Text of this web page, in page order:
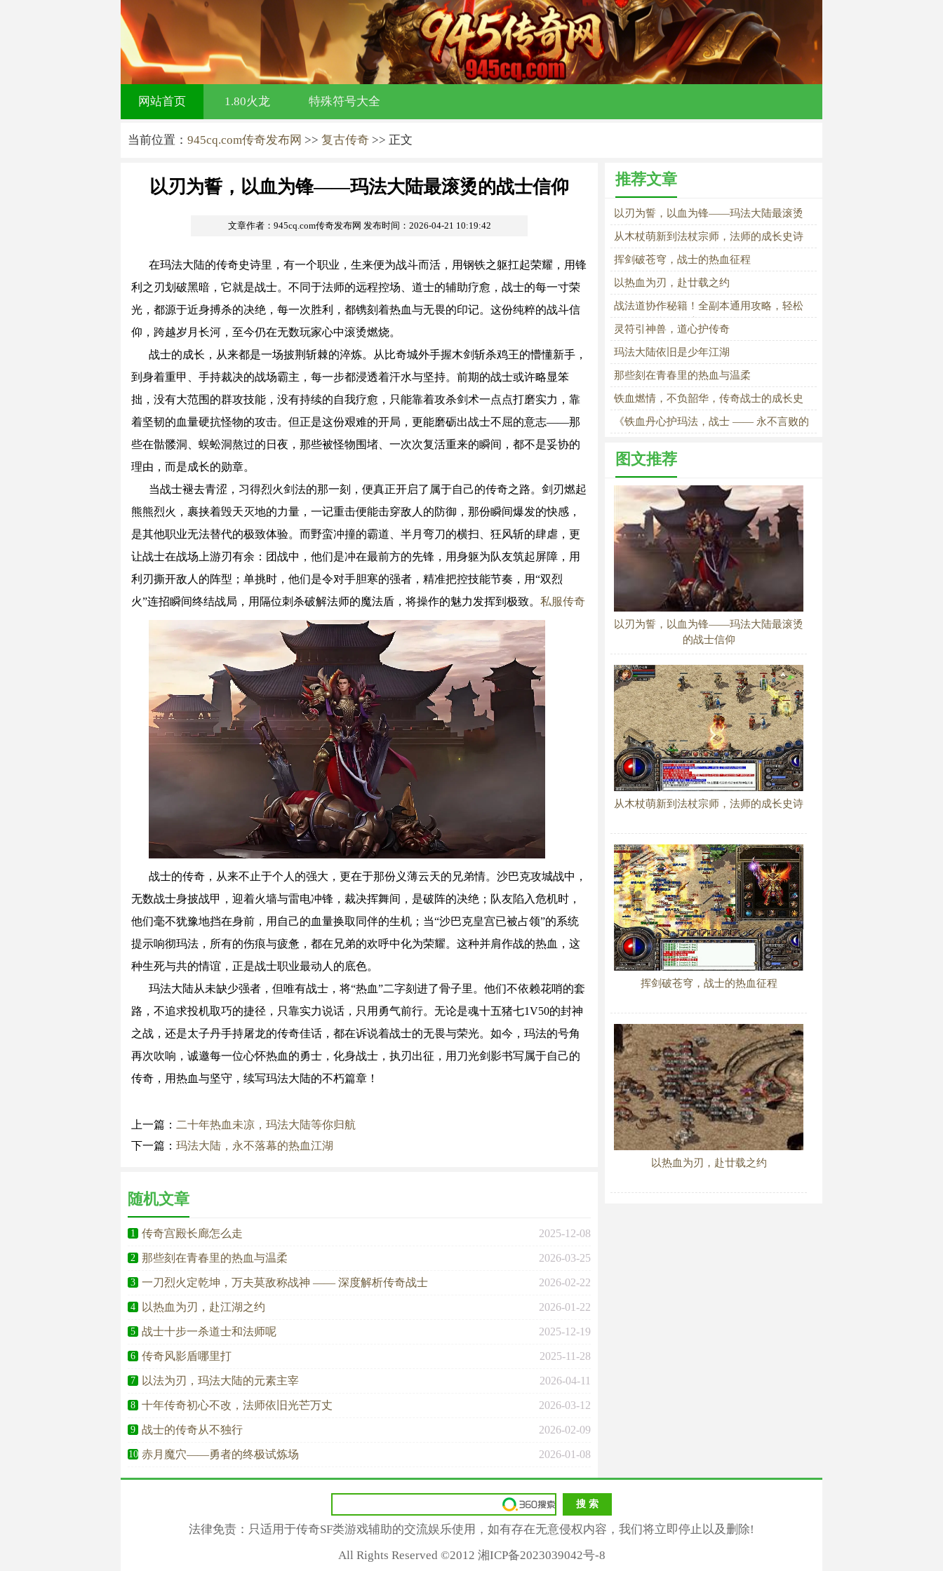
网站首页 1.80火龙 特殊符号大全
当前位置： 945cq.com传奇发布网 >> 复古传奇 >> 正文
以刃为誓，以血为锋——玛法大陆最滚烫的战士信仰
文章作者：945cq.com传奇发布网 发布时间：2026-04-21 10:19:42
在玛法大陆的传奇史诗里，有一个职业，生来便为战斗而活，用钢铁之躯扛起荣耀，用锋
利之刃划破黑暗，它就是战士。不同于法师的远程控场、道士的辅助疗愈，战士的每一寸荣
光，都源于近身搏杀的决绝，每一次胜利，都镌刻着热血与无畏的印记。这份纯粹的战斗信
仰，跨越岁月长河，至今仍在无数玩家心中滚烫燃烧。
战士的成长，从来都是一场披荆斩棘的淬炼。从比奇城外手握木剑斩杀鸡王的懵懂新手，
到身着重甲、手持裁决的战场霸主，每一步都浸透着汗水与坚持。前期的战士或许略显笨
拙，没有大范围的群攻技能，没有持续的自我疗愈，只能靠着攻杀剑术一点点打磨实力，靠
着坚韧的血量硬抗怪物的攻击。但正是这份艰难的开局，更能磨砺出战士不屈的意志——那
些在骷髅洞、蜈蚣洞熬过的日夜，那些被怪物围堵、一次次复活重来的瞬间，都不是妥协的
理由，而是成长的勋章。
当战士褪去青涩，习得烈火剑法的那一刻，便真正开启了属于自己的传奇之路。剑刃燃起
熊熊烈火，裹挟着毁天灭地的力量，一记重击便能击穿敌人的防御，那份瞬间爆发的快感，
是其他职业无法替代的极致体验。而野蛮冲撞的霸道、半月弯刀的横扫、狂风斩的肆虐，更
让战士在战场上游刃有余：团战中，他们是冲在最前方的先锋，用身躯为队友筑起屏障，用
利刃撕开敌人的阵型；单挑时，他们是令对手胆寒的强者，精准把控技能节奏，用“双烈
火”连招瞬间终结战局，用隔位刺杀破解法师的魔法盾，将操作的魅力发挥到极致。 私服传奇
战士的传奇，从来不止于个人的强大，更在于那份义薄云天的兄弟情。沙巴克攻城战中，
无数战士身披战甲，迎着火墙与雷电冲锋，裁决挥舞间，是破阵的决绝；队友陷入危机时，
他们毫不犹豫地挡在身前，用自己的血量换取同伴的生机；当“沙巴克皇宫已被占领”的系统
提示响彻玛法，所有的伤痕与疲惫，都在兄弟的欢呼中化为荣耀。这种并肩作战的热血，这
种生死与共的情谊，正是战士职业最动人的底色。
玛法大陆从未缺少强者，但唯有战士，将“热血”二字刻进了骨子里。他们不依赖花哨的套
路，不追求投机取巧的捷径，只靠实力说话，只用勇气前行。无论是魂十五猪七1V50的封神
之战，还是太子丹手持屠龙的传奇佳话，都在诉说着战士的无畏与荣光。如今，玛法的号角
再次吹响，诚邀每一位心怀热血的勇士，化身战士，执刃出征，用刀光剑影书写属于自己的
传奇，用热血与坚守，续写玛法大陆的不朽篇章！
上一篇： 二十年热血未凉，玛法大陆等你归航
下一篇： 玛法大陆，永不落幕的热血江湖
随机文章
2025-12-08
1 传奇宫殿长廊怎么走
2026-03-25
2 那些刻在青春里的热血与温柔
2026-02-22
3 一刀烈火定乾坤，万夫莫敌称战神 —— 深度解析传奇战士
2026-01-22
4 以热血为刃，赴江湖之约
2025-12-19
5 战士十步一杀道士和法师呢
2025-11-28
6 传奇风影盾哪里打
2026-04-11
7 以法为刃，玛法大陆的元素主宰
2026-03-12
8 十年传奇初心不改，法师依旧光芒万丈
2026-02-09
9 战士的传奇从不独行
2026-01-08
10 赤月魔穴——勇者的终极试炼场
推荐文章
以刃为誓，以血为锋——玛法大陆最滚烫
的战士信仰
从木杖萌新到法杖宗师，法师的成长史诗
挥剑破苍穹，战士的热血征程
以热血为刃，赴廿载之约
战法道协作秘籍！全副本通用攻略，轻松
征服传奇所有秘境
灵符引神兽，道心护传奇
玛法大陆依旧是少年江湖
那些刻在青春里的热血与温柔
铁血燃情，不负韶华，传奇战士的成长史
诗
《铁血丹心护玛法，战士 —— 永不言败的
图文推荐
以刃为誓，以血为锋——玛法大陆最滚烫
的战士信仰
从木杖萌新到法杖宗师，法师的成长史诗
挥剑破苍穹，战士的热血征程
以热血为刃，赴廿载之约
法律免责：只适用于传奇SF类游戏辅助的交流娱乐使用，如有存在无意侵权内容，我们将立即停止以及删除!
All Rights Reserved ©2012 湘ICP备2023039042号-8